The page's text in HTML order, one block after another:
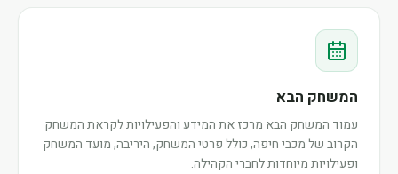
המשחק הבא
עמוד המשחק הבא מרכז את המידע והפעילויות לקראת המשחק
הקרוב של מכבי חיפה, כולל פרטי המשחק, היריבה, מועד המשחק
ופעילויות מיוחדות לחברי הקהילה.